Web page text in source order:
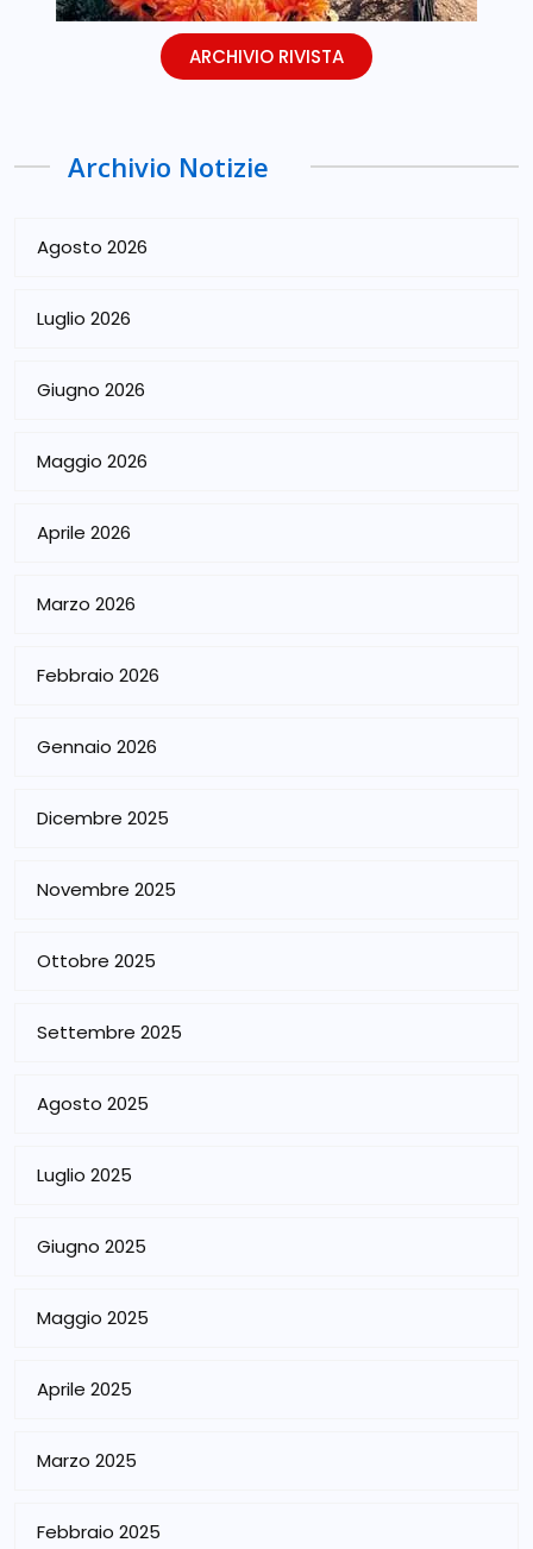
ARCHIVIO RIVISTA
Archivio Notizie
Agosto 2026
Luglio 2026
Giugno 2026
Maggio 2026
Aprile 2026
Marzo 2026
Febbraio 2026
Gennaio 2026
Dicembre 2025
Novembre 2025
Ottobre 2025
Settembre 2025
Agosto 2025
Luglio 2025
Giugno 2025
Maggio 2025
Aprile 2025
Marzo 2025
Febbraio 2025